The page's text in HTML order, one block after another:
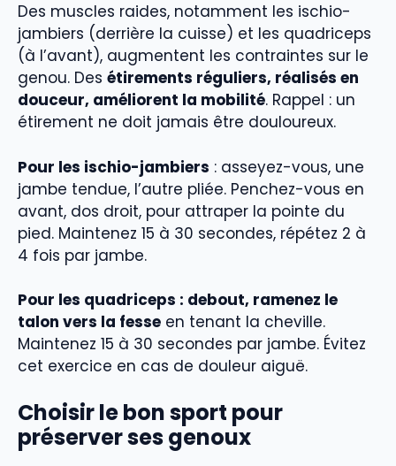
Des muscles raides, notamment les ischio-
jambiers (derrière la cuisse) et les quadriceps
(à l’avant), augmentent les contraintes sur le
genou. Des étirements réguliers, réalisés en
douceur, améliorent la mobilité. Rappel : un
étirement ne doit jamais être douloureux.
Pour les ischio-jambiers : asseyez-vous, une
jambe tendue, l’autre pliée. Penchez-vous en
avant, dos droit, pour attraper la pointe du
pied. Maintenez 15 à 30 secondes, répétez 2 à
4 fois par jambe.
Pour les quadriceps : debout, ramenez le
talon vers la fesse en tenant la cheville.
Maintenez 15 à 30 secondes par jambe. Évitez
cet exercice en cas de douleur aiguë.
Choisir le bon sport pour
préserver ses genoux